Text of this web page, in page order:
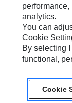
Cookie Settings
Rechtliche Hinweise
Datenschutz
Europe-German©
analytics.
You can
Cookie
By selecting
functional,
Cookie